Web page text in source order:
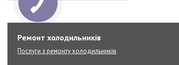
Ремонт холодильників
Послуги з ремонту холодильників